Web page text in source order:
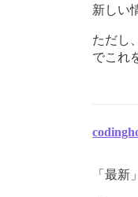
新しい
ただし
でこれ
「最